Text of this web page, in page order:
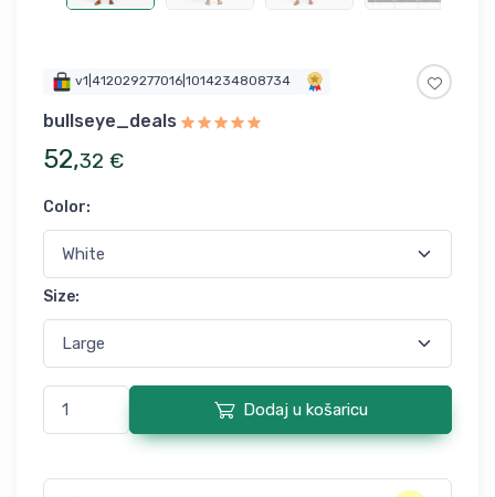
v1|412029277016|1014234808734
bullseye_deals
52,32 €
Color:
Size:
Dodaj u košaricu